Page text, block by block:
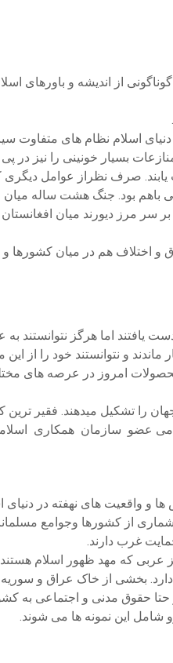
از اندیشه و
اسلام نظام های
بسیار خونینی را نیز در پی
یابند. صرف نظراز عوامل
بود. جنگ هشت ساله میان
جنگ میان کشورهای مراکش و الجزایر در سال1963،
و اختلاف هم در میان
یافتند اما هرگز
و نتوانستند خود را از این
محصولات امروز در عرصه
میدهند. فقیر ترین
های نهفته در دنیای
از کشورها وجوامع
غرب دارند.
که مهد ظهور اسلام
بخشی از خاک عراق و سوریه
حقوق مدنی و اجتماعی به
این نمونه ها می شوند.